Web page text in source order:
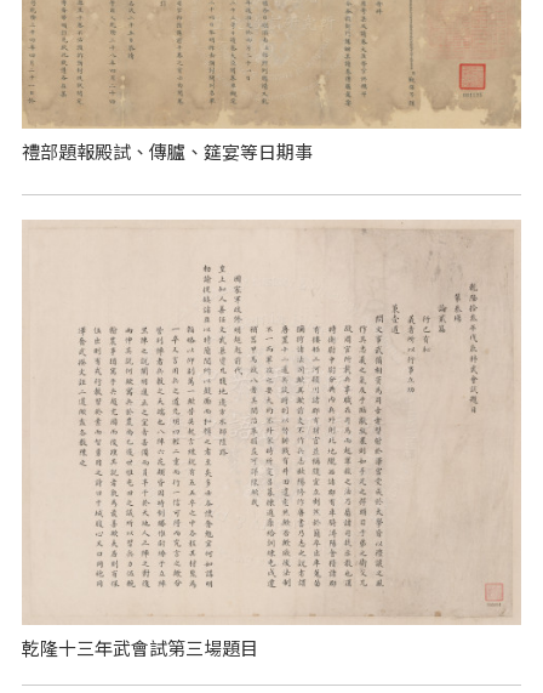
禮部題報殿試、傳臚、筵宴等日期事
乾隆十三年武會試第三場題目